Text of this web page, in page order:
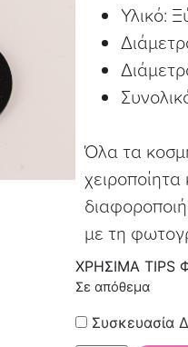
Υλικό:
Όλα τα
με τη
ΧΡΗΣΙΜΑ TIPS
Σε απόθεμα
Συσκευασία